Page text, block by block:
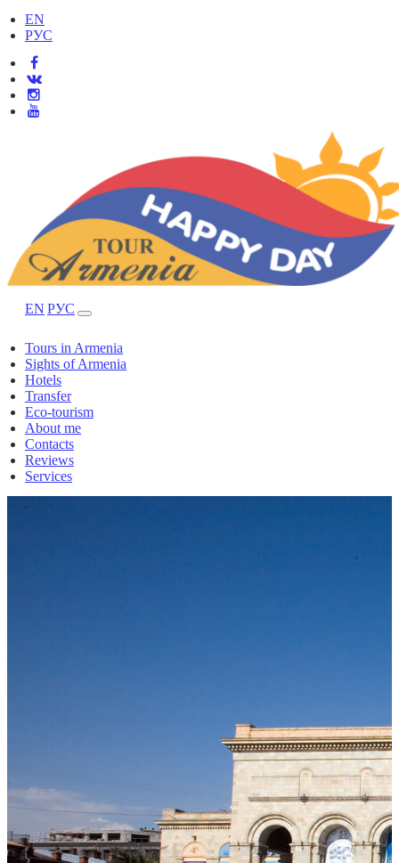
EN
РУС
EN РУС
Tours in Armenia
Sights of Armenia
Hotels
Transfer
Eco-tourism
About me
Contacts
Reviews
Services